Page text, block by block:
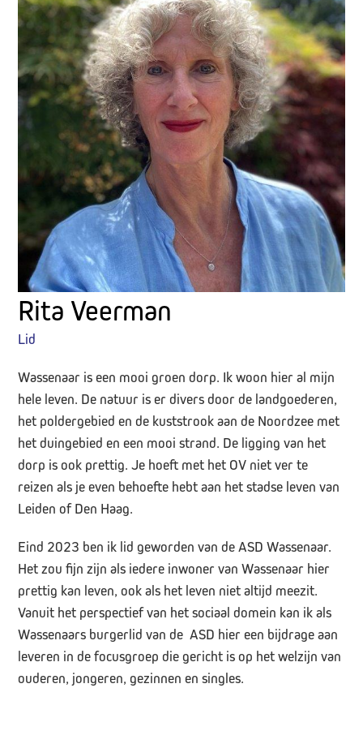
Rita Veerman
Lid
Wassenaar is een mooi groen dorp. Ik woon hier al mijn
hele leven. De natuur is er divers door de landgoederen,
het poldergebied en de kuststrook aan de Noordzee met
het duingebied en een mooi strand. De ligging van het
dorp is ook prettig. Je hoeft met het OV niet ver te
reizen als je even behoefte hebt aan het stadse leven van
Leiden of Den Haag.
Eind 2023 ben ik lid geworden van de ASD Wassenaar.
Het zou fijn zijn als iedere inwoner van Wassenaar hier
prettig kan leven, ook als het leven niet altijd meezit.
Vanuit het perspectief van het sociaal domein kan ik als
Wassenaars burgerlid van de ASD hier een bijdrage aan
leveren in de focusgroep die gericht is op het welzijn van
ouderen, jongeren, gezinnen en singles.